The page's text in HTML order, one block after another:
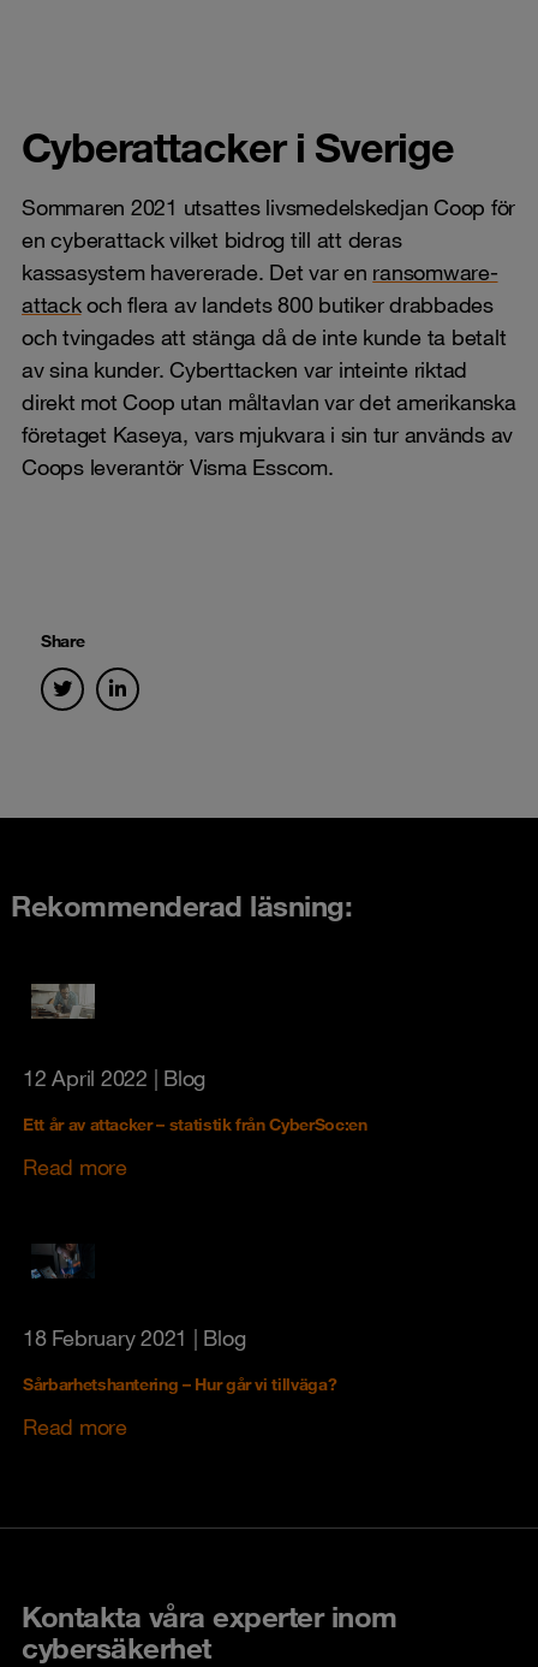
Cyberattacker i Sverige
Sommaren 2021 utsattes livsmedelskedjan Coop för
en cyberattack vilket bidrog till att deras
kassasystem havererade. Det var en ransomware-
attackoch flera av landets 800 butiker drabbades
och tvingades att stänga då de inte kunde ta betalt
av sina kunder. Cyberttacken var inteinte riktad
direkt mot Coop utan måltavlan var det amerikanska
företaget Kaseya, vars mjukvara i sin tur används av
Coops leverantör Visma Esscom.
Share
Rekommenderad läsning:
12 April 2022 | Blog
Ett år av attacker – statistik från CyberSoc:en
Read more
18 February 2021 | Blog
Sårbarhetshantering – Hur går vi tillväga?
Read more
Kontakta våra experter inom
cybersäkerhet